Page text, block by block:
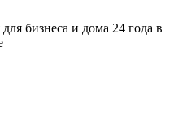
бизнеса и дома 24 года в